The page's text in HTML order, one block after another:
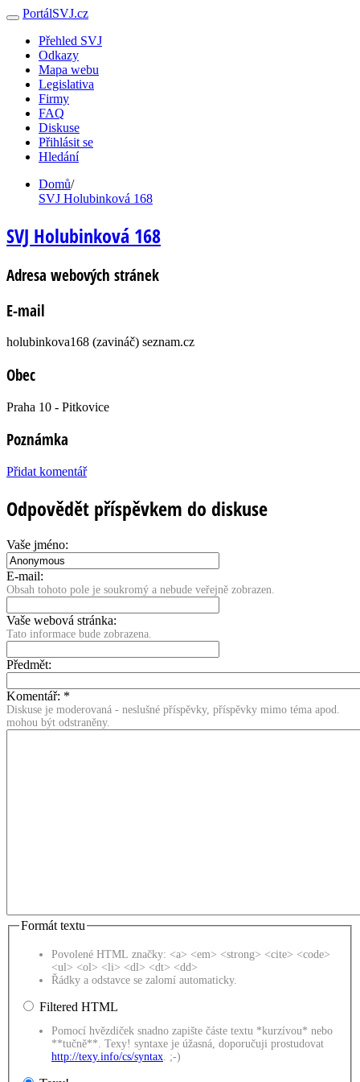
PortálSVJ.cz
Přehled SVJ
Odkazy
Mapa webu
Legislativa
Firmy
FAQ
Diskuse
Přihlásit se
Hledání
Domů/
SVJ Holubinková 168
SVJ Holubinková 168
Adresa webových stránek
E-mail
holubinkova168 (zavináč) seznam.cz
Obec
Praha 10 - Pitkovice
Poznámka
Přidat komentář
Odpovědět příspěvkem do diskuse
Vaše jméno:
E-mail:
Obsah tohoto pole je soukromý a nebude veřejně zobrazen.
Vaše webová stránka:
Tato informace bude zobrazena.
Předmět:
Komentář: *
Diskuse je moderovaná - neslušné příspěvky, příspěvky mimo téma apod.
mohou být odstraněny.
Formát textu
Povolené HTML značky: <a> <em> <strong> <cite> <code>
<ul> <ol> <li> <dl> <dt> <dd>
Řádky a odstavce se zalomí automaticky.
Filtered HTML
Pomocí hvězdiček snadno zapište částe textu *kurzívou* nebo
**tučně**. Texy! syntaxe je úžasná, doporučuji prostudovat
http://texy.info/cs/syntax. ;-)